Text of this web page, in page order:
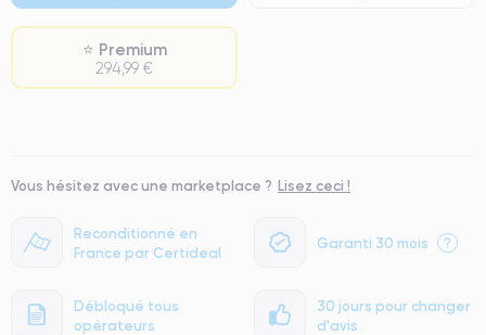
Reconditionné en
France par Certideal
Garanti 30 mois ?
Débloqué tous
opérateurs
30 jours pour changer
d'avis
⭐ Premium
294,99 €
● Batterie : usage intensif.
● Seuls 5% de nos téléphones ont un grade Premium.
Vous hésitez avec une marketplace ? Lisez ceci !